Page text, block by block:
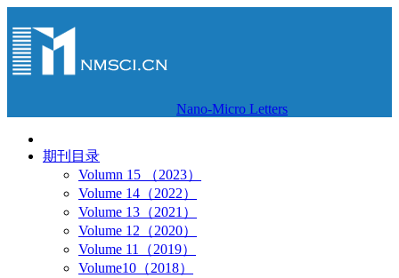
Nano-Micro Letters
期刊目录
Volumn 15 （2023）
Volume 14（2022）
Volume 13（2021）
Volume 12（2020）
Volume 11（2019）
Volume10（2018）